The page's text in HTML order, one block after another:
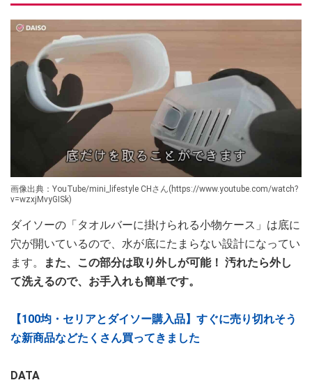
画像出典：YouTube/mini_lifestyle CHさん(https://www.youtube.com/watch?
v=wzxjMvyGISk)
ダイソーの「タオルバーに掛けられる小物ケース」は底に
穴が開いているので、水が底にたまらない設計になってい
ます。
また、この部分は取り外しが可能！ 汚れたら外し
て洗えるので、お手入れも簡単です。
【100均・セリアとダイソー購入品】すぐに売り切れそう
な新商品などたくさん買ってきました
DATA